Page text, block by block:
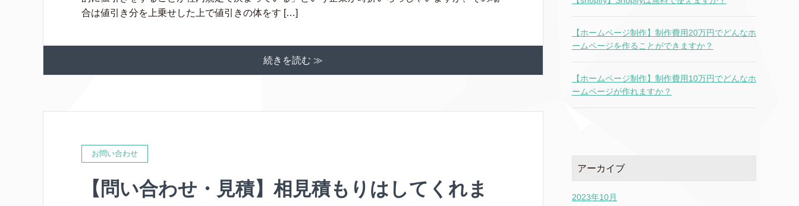
合は値引き分を上乗せした上で値引きの体をす […]
続きを読む ≫
お問い合わせ
【問い合わせ・見積】相見積もりはしてくれま
【ホームページ制作】制作費用20万円でどんなホ
ームページを作ることができますか？
【ホームページ制作】制作費用10万円でどんなホ
ームページが作れますか？
アーカイブ
2023年10月